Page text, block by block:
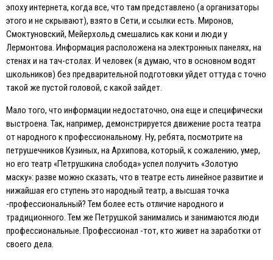
эпоху интернета, когда все, что там представлено (а организаторы
этого и не скрывают), взято в Сети, и ссылки есть. Миронов,
Смоктуновский, Мейерхольд смешались как кони и люди у
Лермонтова. Информация расположена на электронных панелях, на
стенах и на тач-столах. И человек (я думаю, что в основном водят
школьников) без предварительной подготовки уйдет оттуда с точно
такой же пустой головой, с какой зайдет.
Мало того, что информации недостаточно, она еще и специфически
выстроена. Так, например, демонстрируется движение роста театра
от народного к профессиональному. Ну, ребята, посмотрите на
петрушечников Кузиных, на Архипова, который, к сожалению, умер,
но его театр «Петрушкина слобода» успел получить «Золотую
маску»: разве можно сказать, что в театре есть линейное развитие и
нижайшая его ступень это народный театр, а высшая точка
-профессиональный? Тем более есть отличие народного и
традиционного. Тем же Петрушкой занимались и занимаются люди
профессиональные. Профессионал -тот, кто живет на заработки от
своего дела.